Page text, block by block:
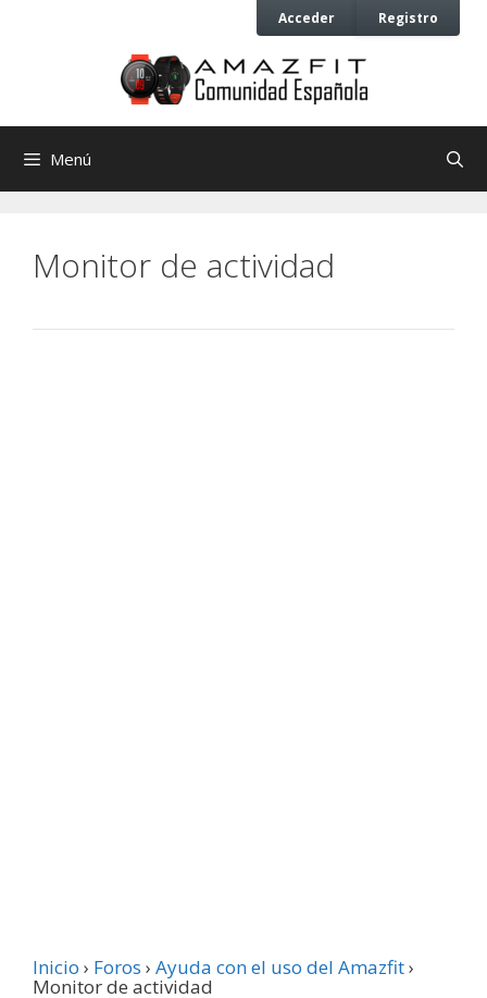
Acceder Registro
Menú
Monitor de actividad
Inicio › Foros › Ayuda con el uso del Amazfit›
Monitor de actividad